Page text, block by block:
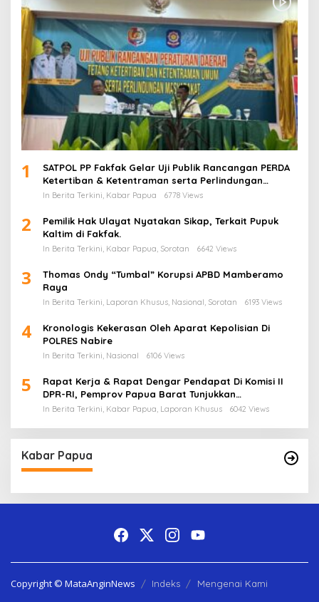
1
SATPOL PP Fakfak Gelar Uji Publik Rancangan PERDA
Ketertiban & Ketentraman serta Perlindungan
Masyarakat
In Berita Terkini, Kabar Papua 6778 Views
2
Pemilik Hak Ulayat Nyatakan Sikap, Terkait Pupuk
Kaltim di Fakfak.
In Berita Terkini, Kabar Papua, Sorotan 6642 Views
3
Thomas Ondy “Tumbal” Korupsi APBD Mamberamo
Raya
In Berita Terkini, Laporan Khusus, Nasional, Sorotan 6193 Views
4
Kronologis Kekerasan Oleh Aparat Kepolisian Di
POLRES Nabire
In Berita Terkini, Nasional 6106 Views
5
Rapat Kerja & Rapat Dengar Pendapat Di Komisi II
DPR-RI, Pemprov Papua Barat Tunjukkan
Keberpihakan Terhadap Aspirasi Masyarakat!
In Berita Terkini, Kabar Papua, Laporan Khusus 6042 Views
Kabar Papua
Copyright © MataAnginNews Indeks Mengenai Kami